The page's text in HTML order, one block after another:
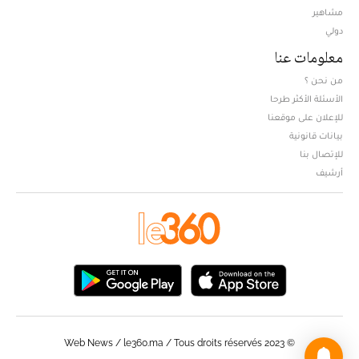
مشاهير
دولي
معلومات عنا
من نحن ؟
الأسئلة الأكثر طرحا
للإعلان على موقعنا
بيانات قانونية
للإتصال بنا
أرشيف
© Web News / le360.ma / Tous droits réservés 2023